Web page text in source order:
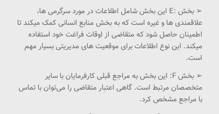
➢ بخش :E این بخش شامل اطلاعات در مورد سرگرمی ها،
علاقمندی ها و غیره است که به بخش منابع انسانی کمک میکند تا
اطمینان حاصل شود که متقاضی از اوقات فراغت خود استفاده
میکند. این نوع اطلاعات برای موقعیت های مدیریتی بسیار مهم
است.
➢ بخش F: این بخش به مراجع قبلی کارفرمایان با سایر
متخصصان مرتبط است. گاهی اعتبار متقاضی را می‌توان با تماس
با مراجع مشخص کرد.